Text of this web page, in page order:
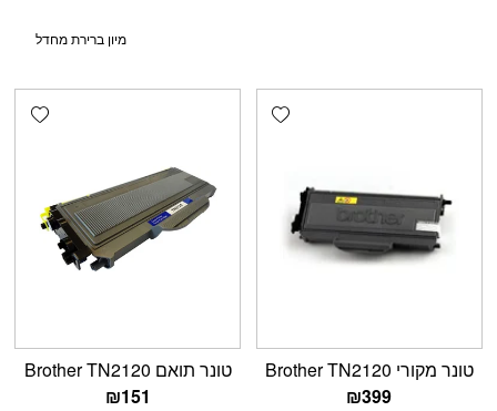
Add wishlist
טונר מקורי Brother TN2120
₪399
טונר תואם Brother TN2120
₪151